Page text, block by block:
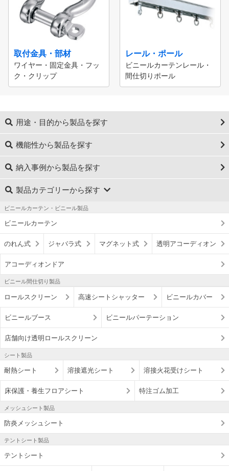
取付金具・部材
ワイヤー・固定金具・フッ
ク・クリップ
レール・ポール
ビニールカーテンレール・
間仕切りポール
用途・目的から製品を探す
機能性から製品を探す
納入事例から製品を探す
製品カテゴリーから探す
ビニールカーテン・ビニール製品
ビニールカーテン
のれん式 ジャバラ式 マグネット式 透明アコーディオン
アコーディオンドア
ビニール間仕切り製品
ロールスクリーン 高速シートシャッター ビニールカバー
ビニールブース ビニールパーテーション
店舗向け透明ロールスクリーン
シート製品
耐熱シート 溶接遮光シート 溶接火花受けシート
床保護・養生フロアシート 特注ゴム加工
メッシュシート製品
防炎メッシュシート
テントシート製品
テントシート